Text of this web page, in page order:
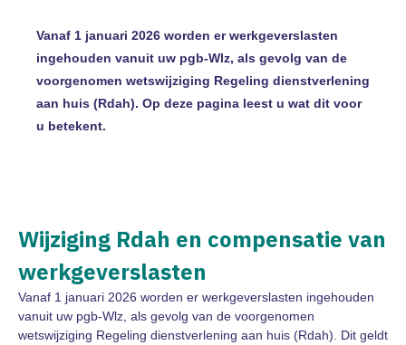
Vanaf 1 januari 2026 worden er werkgeverslasten
ingehouden vanuit uw pgb-Wlz, als gevolg van de
voorgenomen wetswijziging Regeling dienstverlening
aan huis (Rdah). Op deze pagina leest u wat dit voor
u betekent.
Wijziging Rdah en compensatie van
werkgeverslasten
Vanaf 1 januari 2026 worden er werkgeverslasten ingehouden
vanuit uw pgb-Wlz, als gevolg van de voorgenomen
wetswijziging Regeling dienstverlening aan huis (Rdah). Dit geldt